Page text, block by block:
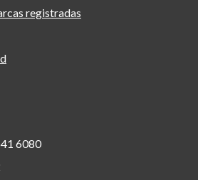
registradas
6080